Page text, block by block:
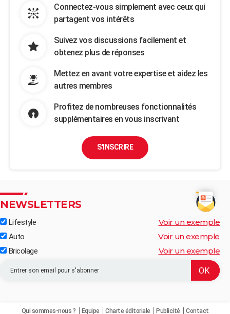
Connectez-vous simplement avec ceux qui
partagent vos intérêts
Suivez vos discussions facilement et
obtenez plus de réponses
Mettez en avant votre expertise et aidez les
autres membres
Profitez de nombreuses fonctionnalités
supplémentaires en vous inscrivant
S'INSCRIRE
NEWSLETTERS
Lifestyle Voir un exemple
Auto Voir un exemple
Bricolage Voir un exemple
Qui sommes-nous ? Equipe Charte éditoriale Publicité Contact